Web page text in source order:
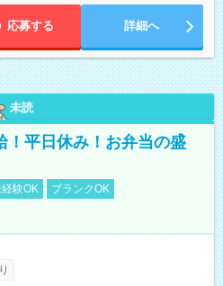
応募する 詳細へ
未読
！平日休み！お弁当の盛
験OK
ブランクOK